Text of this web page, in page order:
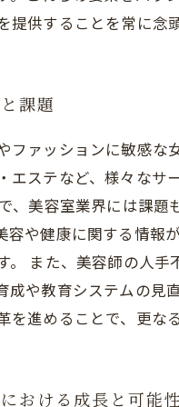
提供することを常に念
課題
ファッションに敏感な
エステなど、様々な
、美容室業界には課
容や健康に関する情報
。 また、美容師の人
成や教育システムの見
を進めることで、更な
おける成長と可能